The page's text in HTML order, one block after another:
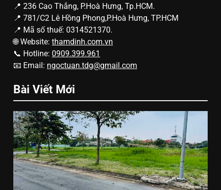
📍 236 Cao Thắng, P.Hoà Hưng, Tp.HCM.
📍 781/C2 Lê Hồng Phong,P.Hoà Hưng, TP.HCM
📍 Mã số thuế: 0314521370.
🌐 Website: thamdinh.com.vn
📞 Hotline: 0909.399.961
📧 Email: ngoctuan.tdg@gmail.com
Bài Viết Mới